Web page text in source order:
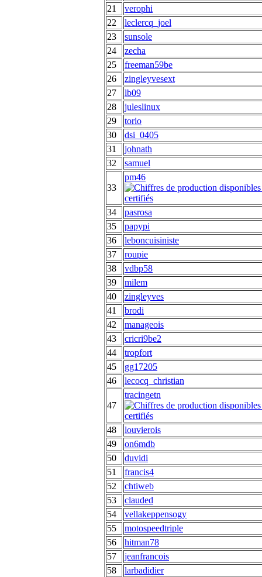
21
verophi
22
leclercq_joel
23
sunsole
24
zecha
25
freeman59be
26
zingleyvesext
27
lb09
28
juleslinux
29
torio
30
dsi_0405
31
johnath
32
samuel
33
pm46
34
pasrosa
35
papypi
36
leboncuisiniste
37
roupie
38
vdbp58
39
milem
40
zingleyves
41
brodi
42
manageois
43
cricri9be2
44
tropfort
45
gg17205
46
lecocq_christian
47
tracingetn
48
louvierois
49
on6mdb
50
duvidi
51
francis4
52
chtiweb
53
clauded
54
vellakeppensogy
55
motospeedtriple
56
hitman78
57
jeanfrancois
58
larbadidier